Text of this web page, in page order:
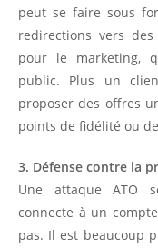
peut se faire sous
redirections vers
pour le marketing,
public. Plus un
proposer des offres
points de fidélité ou
3. Défense contre la
Une attaque ATO
connecte à un
pas. Il est beaucoup